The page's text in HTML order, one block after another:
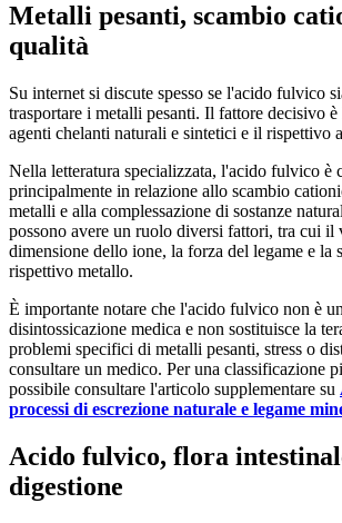
Metalli pesanti, scambio
qualità
Su internet si discute spesso se l'acido fulvico
trasportare i metalli pesanti. Il fattore decisivo
agenti chelanti naturali e sintetici e il rispettivo
Nella letteratura specializzata, l'acido fulvico è
principalmente in relazione allo scambio
metalli e alla complessazione di sostanze
possono avere un ruolo diversi fattori, tra cui il
dimensione dello ione, la forza del legame e la
rispettivo metallo.
È importante notare che l'acido fulvico non è
disintossicazione medica e non sostituisce la
problemi specifici di metalli pesanti, stress o
consultare un medico. Per una classificazione
possibile consultare l'articolo supplementare su
processi di escrezione naturale e legame
Acido fulvico, flora
digestione